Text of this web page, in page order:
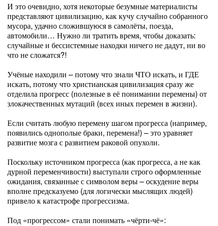
И это очевидно, хотя некоторые безумные материалисты
представляют цивилизацию, как кучу случайно собранного
мусора, удачно сложившуюся в самолёты, поезда,
автомобили… Нужно ли тратить время, чтобы доказать:
случайные и бессистемные находки ничего не дадут, ни во
что не сложатся?!
Учёные находили – потому что знали ЧТО искать, и ГДЕ
искать, потому что христианская цивилизация сразу же
отделила прогресс (полезные в её понимании перемены) от
злокачественных мутаций (всех иных перемен в жизни).
Если считать любую перемену шагом прогресса (например,
появились однополые браки, перемена!) – это уравняет
развитие мозга с развитием раковой опухоли.
Поскольку источником прогресса (как прогресса, а не как
дурной переменчивости) выступали строго оформленные
ожидания, связанные с символом веры – оскудение веры
вполне предсказуемо (для логически мыслящих людей)
привело к катастрофе прогрессизма.
Под «прогрессом» стали понимать «чёрти-чё»: